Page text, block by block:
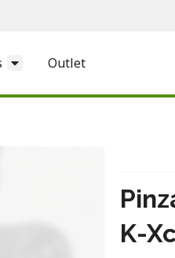
Outlet
K-